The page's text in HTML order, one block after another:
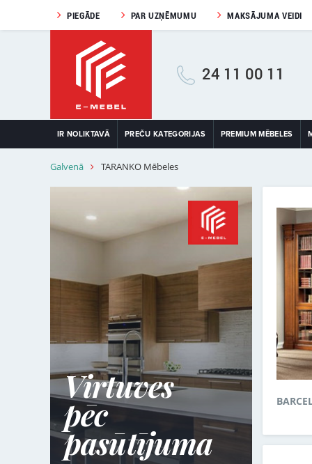
PIEGĀDE PAR UZŅĒMUMU MAKSĀJUMA VEIDI
24 11 00 11
IR NOLIKTAVĀ PREČU KATEGORIJAS PREMIUM MĒBELES
Galvenā TARANKO Mēbeles
Virtuves
pēc
pasūtījuma